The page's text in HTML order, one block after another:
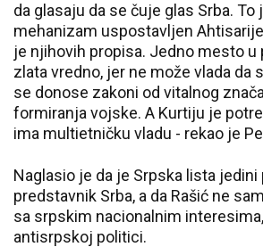
da glasaju da se čuje glas Srba. To
mehanizam uspostavljen
je njihovih propisa. Jedno mesto u
zlata vredno, jer ne može vlada da
se donose zakoni od vitalnog
formiranja vojske. A Kurtiju je
ima multietničku vladu - rekao je
Naglasio je da je Srpska lista
predstavnik Srba, a da Rašić ne
sa srpskim nacionalnim
antisrpskoj politici.